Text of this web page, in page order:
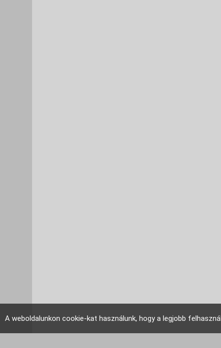
A weboldalunkon cookie-kat használunk, hogy a legjobb